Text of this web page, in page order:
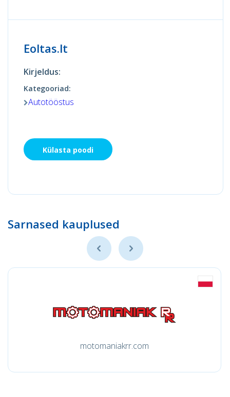
Eoltas.lt
Kirjeldus:
Kategooriad:
Autotööstus
Külasta poodi
Sarnased kauplused
motomaniakrr.com